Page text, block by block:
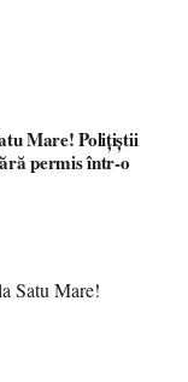
Mare! Polițiștii
permis într-o